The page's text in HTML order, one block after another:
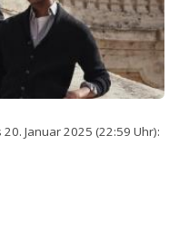
Januar 2025 (22:59 Uhr):